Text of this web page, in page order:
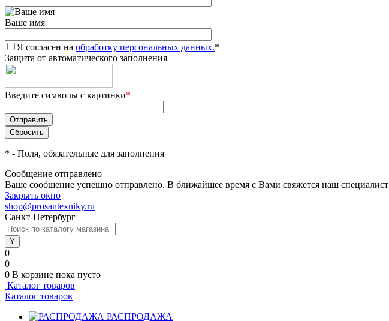
Ваше имя
Я согласен на обработку персональных данных.*
Защита от автоматического заполнения
Введите символы с картинки*
* - Поля, обязательные для заполнения
Сообщение отправлено
Ваше сообщение успешно отправлено. В ближайшее время с Вами свяжется наш специалист
Закрыть окно
shop@prosantexniky.ru
Санкт-Петербург
0
0
0 В корзине пока пусто
Каталог товаров
Каталог товаров
РАСПРОДАЖА